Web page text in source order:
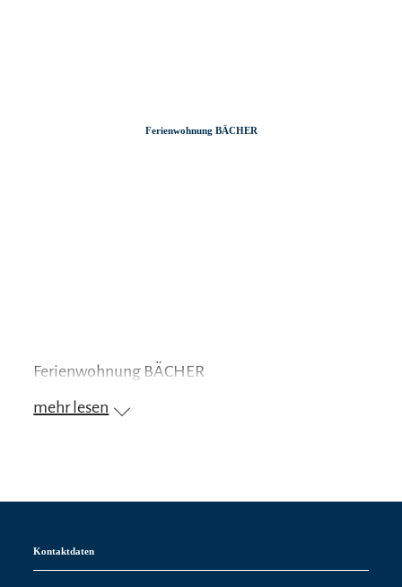
Ferienwohnung BÄCHER
Ferienwohnung BÄCHER
mehr lesen
Kontaktdaten